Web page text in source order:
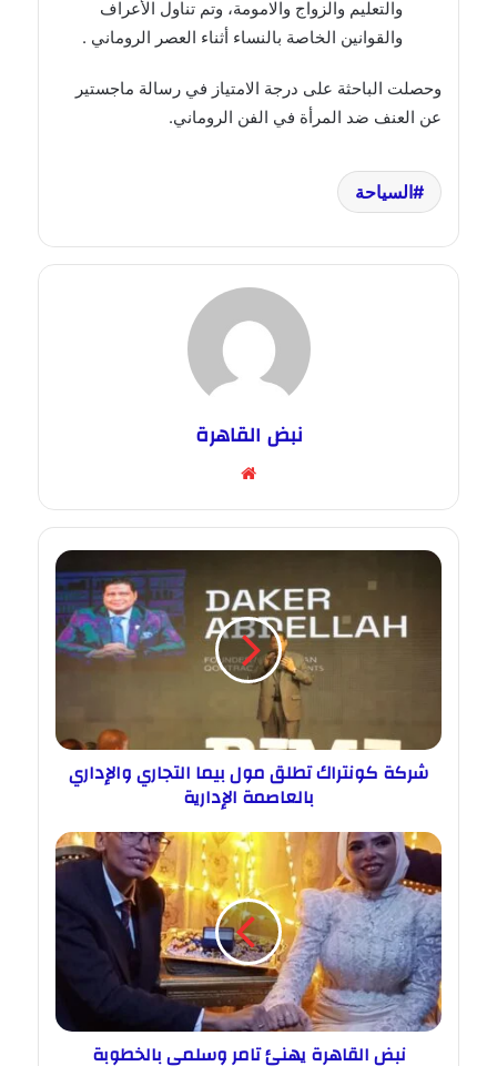
والتعليم والزواج والامومة، وتم تناول الأعراف
والقوانين الخاصة بالنساء أثناء العصر الروماني .
وحصلت الباحثة على درجة الامتياز في رسالة ماجستير
عن العنف ضد المرأة في الفن الروماني.
السياحة
نبض القاهرة
شركة كونتراك تطلق مول بيما التجاري والإداري
بالعاصمة الإدارية
نبض القاهرة يهنئ تامر وسلمي بالخطوبة